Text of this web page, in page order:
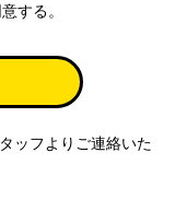
目的
する。
ッフよりご連絡いた